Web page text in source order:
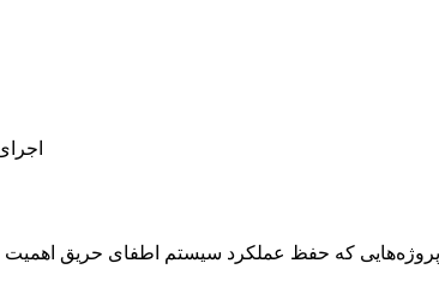
که حفظ عملکرد سیستم اطفای حریق اهمیت